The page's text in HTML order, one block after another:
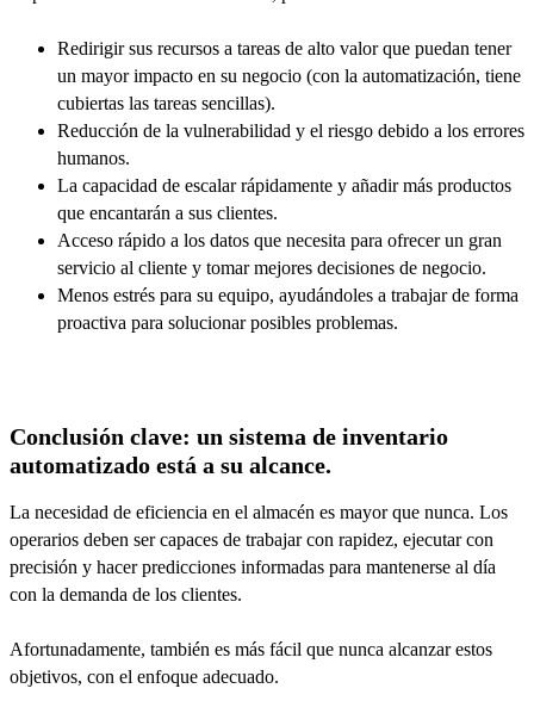
Redirigir sus recursos a tareas de alto valor que puedan tener
un mayor impacto en su negocio (con la automatización, tiene
cubiertas las tareas sencillas).
Reducción de la vulnerabilidad y el riesgo debido a los errores
humanos.
La capacidad de escalar rápidamente y añadir más productos
que encantarán a sus clientes.
Acceso rápido a los datos que necesita para ofrecer un gran
servicio al cliente y tomar mejores decisiones de negocio.
Menos estrés para su equipo, ayudándoles a trabajar de forma
proactiva para solucionar posibles problemas.
Conclusión clave: un sistema de inventario
automatizado está a su alcance.
La necesidad de eficiencia en el almacén es mayor que nunca. Los
operarios deben ser capaces de trabajar con rapidez, ejecutar con
precisión y hacer predicciones informadas para mantenerse al día
con la demanda de los clientes.
Afortunadamente, también es más fácil que nunca alcanzar estos
objetivos, con el enfoque adecuado.